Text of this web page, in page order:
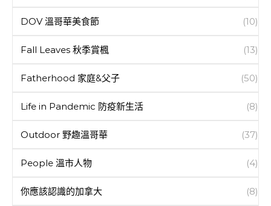
DOV 溫哥華美食節 (10)
Fall Leaves 秋季賞楓 (13)
Fatherhood 家庭&父子 (50)
Life in Pandemic 防疫新生活 (8)
Outdoor 野趣溫哥華 (37)
People 溫市人物 (4)
你應該認識的加拿大 (8)